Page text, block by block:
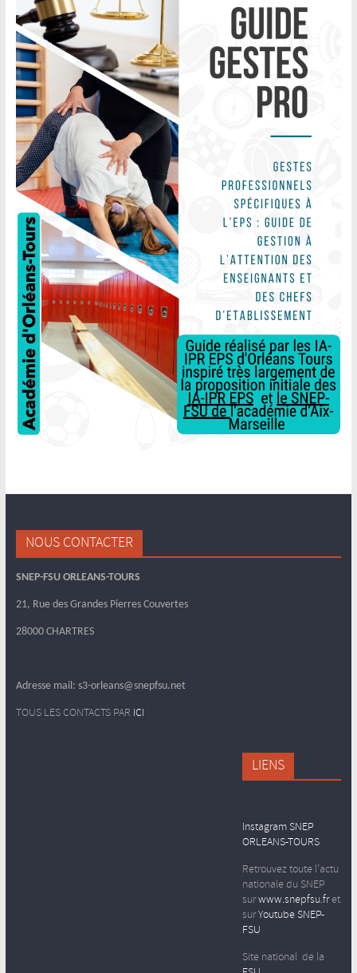
NOUS CONTACTER
SNEP-FSU ORLEANS-TOURS
21, Rue des Grandes Pierres Couvertes
28000 CHARTRES
Adresse mail: s3-orleans@snepfsu.net
TOUS LES CONTACTS PAR ICI
LIENS
Instagram SNEP
ORLEANS-TOURS
Retrouvez toute l’actu
nationale du SNEP
surwww.snepfsu.fret
surYoutube SNEP-
FSU
Site national de la